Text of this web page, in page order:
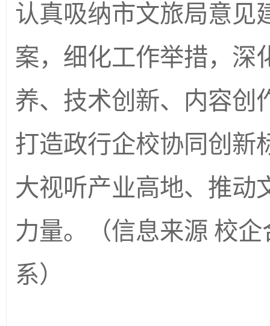
认真吸纳市文旅局意见
案，细化工作举措，深
养、技术创新、内容创
打造政行企校协同创新
大视听产业高地、推动
力量。
（信息来源 校
系）